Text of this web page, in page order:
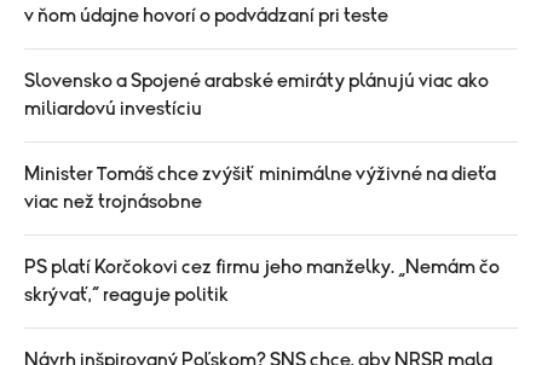
v ňom údajne hovorí o podvádzaní pri teste
Slovensko a Spojené arabské emiráty plánujú viac ako
miliardovú investíciu
Minister Tomáš chce zvýšiť minimálne výživné na dieťa
viac než trojnásobne
PS platí Korčokovi cez firmu jeho manželky. „Nemám čo
skrývať,“ reaguje politik
Návrh inšpirovaný Poľskom? SNS chce, aby NRSR mala